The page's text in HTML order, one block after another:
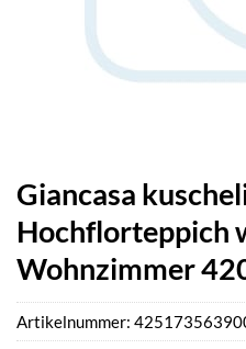
Giancasa
Hochflorteppich
Wohnzimmer
Artikelnummer: